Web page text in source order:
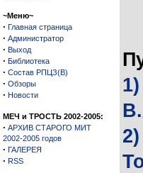
~Меню~
· Главная страница
· Администратор
· Выход
· Библиотека
· Состав РПЦЗ(В)
· Обзоры
· Новости
МЕЧ и ТРОСТЬ 2002-2005:
· АРХИВ СТАРОГО МИТ
2002-2005 годов
· ГАЛЕРЕЯ
· RSS